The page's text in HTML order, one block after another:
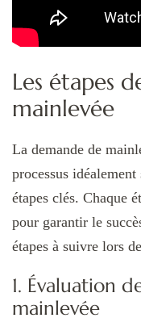
Les étapes
mainlevée
La demande de
processus
étapes clés. Chaque
pour garantir le
étapes à suivre lors
1. Évaluation
mainlevée